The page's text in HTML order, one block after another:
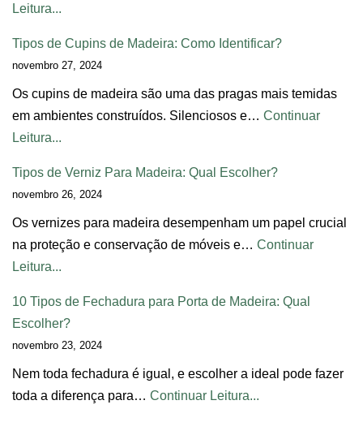
Leitura...
Tipos de Cupins de Madeira: Como Identificar?
novembro 27, 2024
Os cupins de madeira são uma das pragas mais temidas
em ambientes construídos. Silenciosos e… Continuar
Leitura...
Tipos de Verniz Para Madeira: Qual Escolher?
novembro 26, 2024
Os vernizes para madeira desempenham um papel crucial
na proteção e conservação de móveis e… Continuar
Leitura...
10 Tipos de Fechadura para Porta de Madeira: Qual
Escolher?
novembro 23, 2024
Nem toda fechadura é igual, e escolher a ideal pode fazer
toda a diferença para… Continuar Leitura...